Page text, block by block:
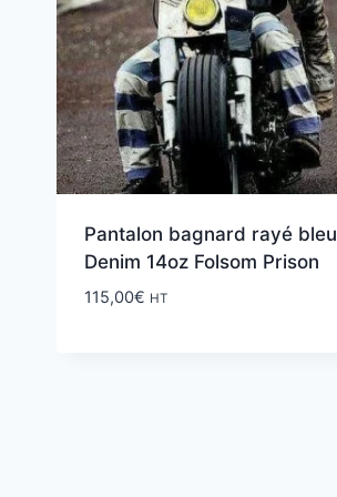
Pantalon bagnard rayé bleu
Denim 14oz Folsom Prison
115,00€ HT